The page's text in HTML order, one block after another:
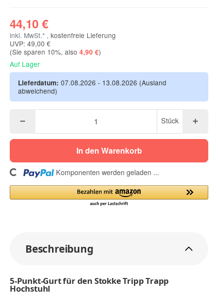
44,10 €
inkl. MwSt.* , kostenfreie Lieferung
UVP: 49,00 €
(Sie sparen 10%, also 4,90 €)
Auf Lager
Lieferdatum: 07.08.2026 - 13.08.2026 (Ausland
abweichend)
Stück
In den Warenkorb
Komponenten werden geladen ...
Beschreibung
5-Punkt-Gurt für den Stokke Tripp Trapp
Hochstuhl